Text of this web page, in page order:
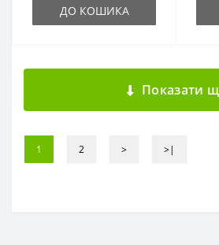
ДО КОШИКА
Показати
1 2 > >|